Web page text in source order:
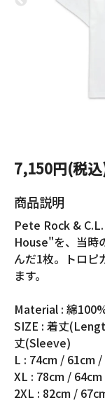
7,150円(税
商品説明
Pete Rock &
House"を、当時
んだ1枚。トロピ
ます。
Material : 綿
SIZE : 着丈
丈(Sleeve)
L : 74cm / 61cm
XL : 78cm /
2XL : 82cm /